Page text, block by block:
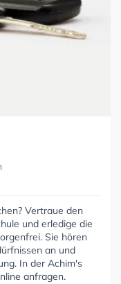
Vertraue den
und erledige die
Sie hören
an und
In der Achim's
anfragen.